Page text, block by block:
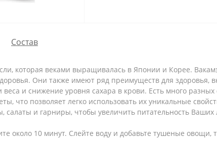
Состав
которая веками выращивалась в Японии и Корее.
Они также имеют ряд преимуществ для здоровья,
и снижение уровня сахара в крови. Есть много
что позволяет легко использовать их уникальные
салаты и гарниры, чтобы увеличить питательность
около 10 минут. Слейте воду и добавьте тушеные овощи,